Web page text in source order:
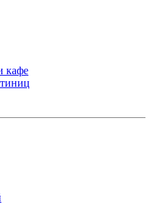
кафе